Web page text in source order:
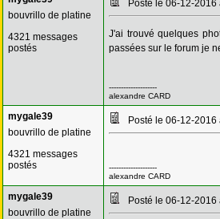
bouvrillo de platine
4321 messages
postés
Posté le 06-12-2016
J'ai trouvé quelques
passées sur le forum je
--------------------
alexandre CARD
mygale39
bouvrillo de platine
4321 messages
postés
Posté le 06-12-2016
--------------------
alexandre CARD
mygale39
bouvrillo de platine
Posté le 06-12-2016